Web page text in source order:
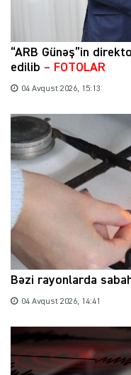
“ARB Günəş”in
edilib – FOTOLAR
04 Avqust 2026, 15:13
Bəzi rayonlarda
04 Avqust 2026, 14:41